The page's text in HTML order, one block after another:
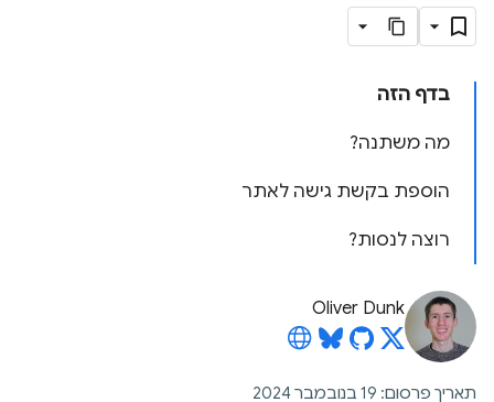
בדף הזה
מה משתנה?
הוספת בקשת גישה לאתר
רוצה לנסות?
Oliver Dunk
תאריך פרסום: 19 בנובמבר 2024